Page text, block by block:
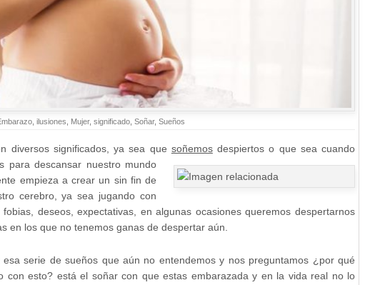
ilusiones Mujer, significado Soñar, Sueños
diversos significados, ya sea que soñemosdespiertos o que sea cuando
para descansar nuestro mundo
empieza a crear un sin fin de
cerebro, ya sea jugando con
fobias, deseos, expectativas, en algunas ocasiones queremos despertarnos
en los que no tenemos ganas de despertar aún.
esa serie de sueños que aún no entendemos y nos preguntamos ¿por qué
con esto? está el soñar con que estas embarazada y en la vida real no lo